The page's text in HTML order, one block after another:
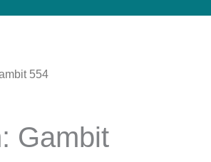
554
Gambit